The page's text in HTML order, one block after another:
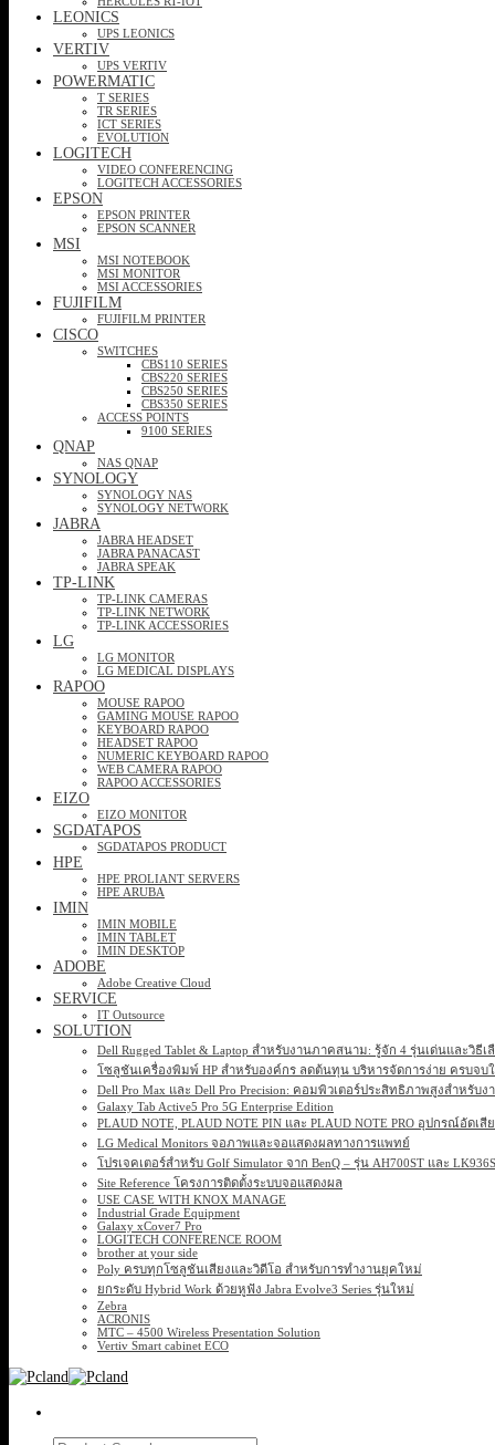
LEONICS
UPS LEONICS
VERTIV
UPS VERTIV
POWERMATIC
T SERIES
TR SERIES
ICT SERIES
EVOLUTION
LOGITECH
VIDEO CONFERENCING
LOGITECH ACCESSORIES
EPSON
EPSON PRINTER
EPSON SCANNER
MSI
MSI NOTEBOOK
MSI MONITOR
MSI ACCESSORIES
FUJIFILM
FUJIFILM PRINTER
CISCO
SWITCHES
CBS110 SERIES
CBS220 SERIES
CBS250 SERIES
CBS350 SERIES
ACCESS POINTS
9100 SERIES
QNAP
NAS QNAP
SYNOLOGY
SYNOLOGY NAS
SYNOLOGY NETWORK
JABRA
JABRA HEADSET
JABRA PANACAST
JABRA SPEAK
TP-LINK
TP-LINK CAMERAS
TP-LINK NETWORK
TP-LINK ACCESSORIES
LG
LG MONITOR
LG MEDICAL DISPLAYS
RAPOO
MOUSE RAPOO
GAMING MOUSE RAPOO
KEYBOARD RAPOO
HEADSET RAPOO
NUMERIC KEYBOARD RAPOO
WEB CAMERA RAPOO
RAPOO ACCESSORIES
EIZO
EIZO MONITOR
SGDATAPOS
SGDATAPOS PRODUCT
HPE
HPE PROLIANT SERVERS
HPE ARUBA
IMIN
IMIN MOBILE
IMIN TABLET
IMIN DESKTOP
ADOBE
Adobe Creative Cloud
SERVICE
IT Outsource
SOLUTION
Dell Rugged Tablet & Laptop สำหรับงานภาคสนาม: รู้จัก 4 รุ่นเด่นและวิธีเ
โซลูชันเครื่องพิมพ์ HP สำหรับองค์กร ลดต้นทุน บริหารจัดการง่าย ครบจบ
Dell Pro Max และ Dell Pro Precision: คอมพิวเตอร์ประสิทธิภาพสูงสำหรับ
Galaxy Tab Active5 Pro 5G Enterprise Edition
PLAUD NOTE, PLAUD NOTE PIN และ PLAUD NOTE PRO อุปกรณ์อัด
LG Medical Monitors จอภาพและจอแสดงผลทางการแพทย์
โปรเจคเตอร์สำหรับ Golf Simulator จาก BenQ – รุ่น AH700ST และ
Site Reference โครงการติดตั้งระบบจอแสดงผล
USE CASE WITH KNOX MANAGE
Industrial Grade Equipment
Galaxy xCover7 Pro
LOGITECH CONFERENCE ROOM
brother at your side
Poly ครบทุกโซลูชันเสียงและวิดีโอ สำหรับการทำงานยุคใหม่
ยกระดับ Hybrid Work ด้วยหูฟัง Jabra Evolve3 Series รุ่นใหม่
Zebra
ACRONIS
MTC – 4500 Wireless Presentation Solution
Vertiv Smart cabinet ECO